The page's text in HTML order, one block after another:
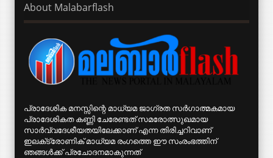
About Malabarflash
പ്രാദേശിക മനസ്സിന്റെ മാധ്യമ ജാഗ്രത സര്‍ഗാത്മകമായ
പ്രാദേശികത കണ്ണി ചേരേണ്ടത് സമരോത്സുഖമായ
സാര്‍വ്വദേശീയതയിലേക്കാണ് എന്ന തിരിച്ചറിവാണ്
ഇലക്‌ട്രോണിക് മാധ്യമ രംഗത്തെ ഈ സംരംഭത്തിന്
ഞങ്ങള്‍ക്ക് പ്രചോദനമാകുന്നത്